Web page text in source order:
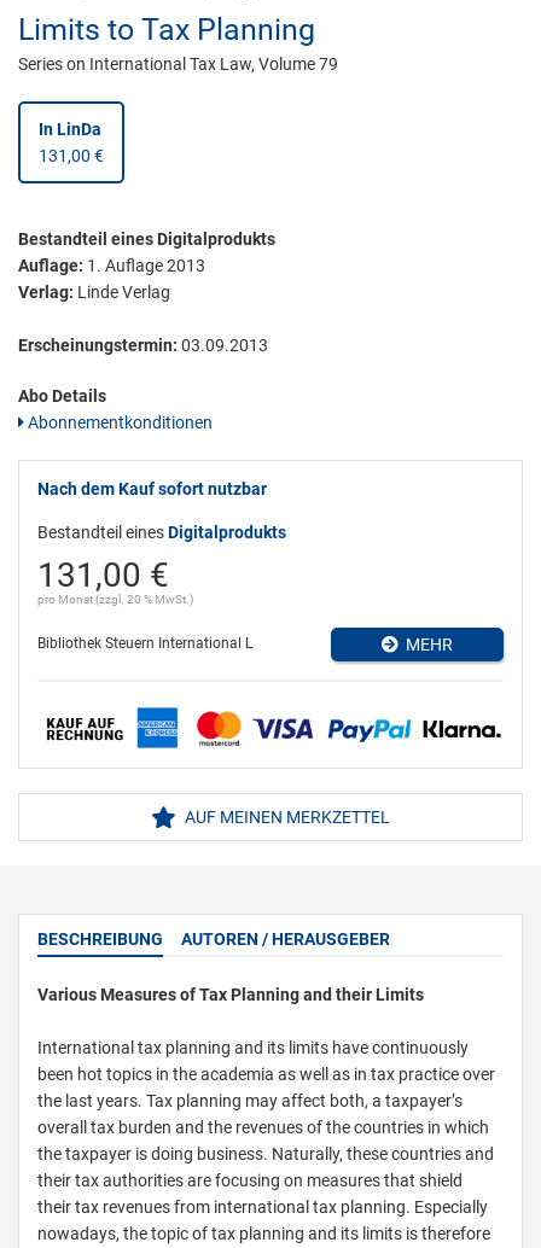
Limits to Tax Planning
Series on International Tax Law, Volume 79
In LinDa
131,00 €
Bestandteil eines Digitalprodukts
Auflage: 1. Auflage 2013
Verlag: Linde Verlag
Erscheinungstermin: 03.09.2013
Abo Details
Abonnementkonditionen
Nach dem Kauf sofort nutzbar
Bestandteil einesDigitalprodukts
131,00 €
pro Monat (zzgl. 20 % MwSt.)
Bibliothek Steuern International L MEHR
AUF MEINEN MERKZETTEL
BESCHREIBUNG AUTOREN / HERAUSGEBER
Various Measures of Tax Planning and their Limits
International tax planning and its limits have continuously
been hot topics in the academia as well as in tax practice over
the last years. Tax planning may affect both, a taxpayer’s
overall tax burden and the revenues of the countries in which
the taxpayer is doing business. Naturally, these countries and
their tax authorities are focusing on measures that shield
their tax revenues from international tax planning. Especially
nowadays, the topic of tax planning and its limits is therefore